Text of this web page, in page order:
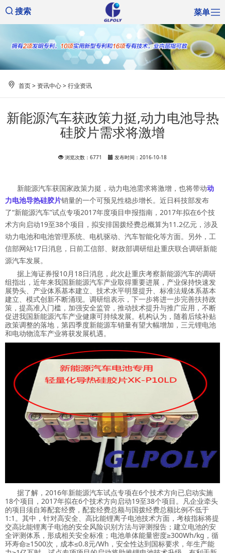
搜索 菜单
首页> 资讯中心>行业资讯
新能源汽车获政策力挺,动力电池导热
硅胶片需求将激增
浏览次数：6771 发布时间：2016-10-18
新能源汽车获国家政策力挺，动力电池需求将激增，也将带动动
力电池导热硅胶片销量的一个可预见性稳步增长。近日科技部发布
了“新能源汽车”试点专项2017年度项目申报指南，2017年拟在6个技
术方向启动19至38个项目，拟安排国拨经费总概算为11.2亿元，涉及
动力电池和电池管理系统、电机驱动、汽车智能化等方面。另外，工
信部网站17日消息，日前工信部、财政部调研组赴重庆联合调研新能
源汽车发展。
据上海证券报10月18日消息，此次赴重庆考察新能源汽车的调研
组指出，近年来我国新能源汽车产业取得重要进展，产业保持快速发
展势头、产业体系基本建立、技术水平明显提升、标准法规体系基本
建立、模式创新不断涌现。调研组表示，下一步将进一步完善扶持政
策，提高准入门槛，加强安全监管，推动技术提升与推广应用，不断
促进我国新能源汽车产业健康可持续发展。机构认为，随着后续补贴
政策调整的落地，第四季度新能源车销量有望大幅增加，三元锂电池
和电动物流车产业将获发展机遇。
据了解，2016年新能源汽车试点专项在6个技术方向已启动实施
18个项目，2017年拟在6个技术方向启动19至38个项目。凡企业牵头
的项目须自筹配套经费，配套经费总额与国拨经费总额比例不低于
1:1。其中，针对高安全、高比能锂离子电池技术方面，考核指标将提
交高比能锂离子电池的安全风险识别方法与评测报告；建立电池的安
全评测体系，形成相关安全标准；电池单体能量密度≥300Wh/kg，循
环寿命≥1500次，成本≤0.8元/Wh，安全性达到国标要求，年生产能